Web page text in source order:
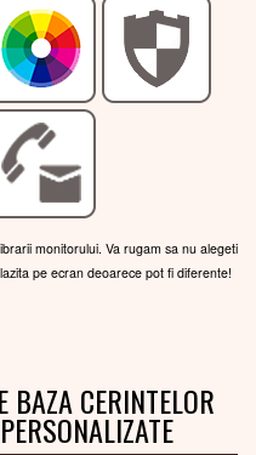
monitorului. Va rugam sa nu alegeti
pe ecran deoarece pot fi diferente!
BAZA CERINTELOR